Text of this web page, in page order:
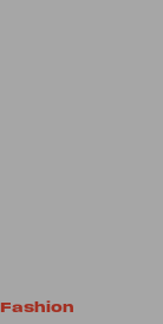
Fashion